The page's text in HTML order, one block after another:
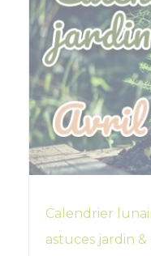
Calendrier
astuces jardin